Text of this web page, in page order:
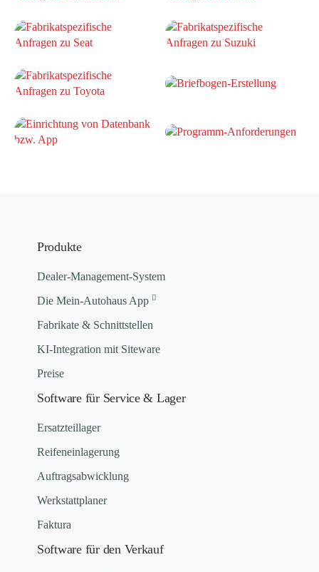
Produkte
Dealer-Management-System
Die Mein-Autohaus App
Fabrikate & Schnittstellen
KI-Integration mit Siteware
Preise
Software für Service & Lager
Ersatzteillager
Reifeneinlagerung
Auftragsabwicklung
Werkstattplaner
Faktura
Software für den Verkauf